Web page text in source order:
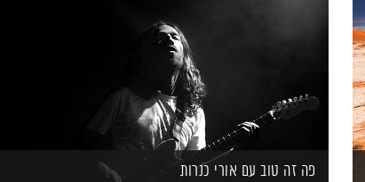
פה זה טוב עם אורי כנרות